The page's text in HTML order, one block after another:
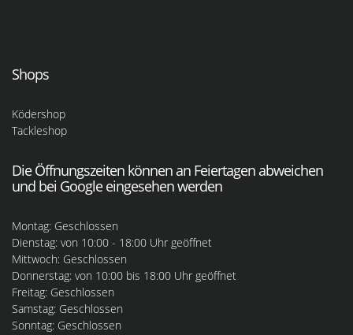
Shops
Ködershop
Tackleshop
Die Öffnungszeiten können an Feiertagen abweichen
und bei Google eingesehen werden
Montag: Geschlossen
Dienstag: von 10:00 - 18:00 Uhr geöffnet
Mittwoch: Geschlossen
Donnerstag: von 10:00 bis 18:00 Uhr geöffnet
Freitag: Geschlossen
Samstag: Geschlossen
Sonntag: Geschlossen